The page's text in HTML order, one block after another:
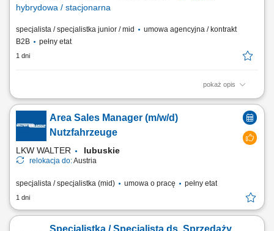
hybrydowa / stacjonarna
specjalista / specjalistka junior / mid
umowa agencyjna / kontrakt
B2B
pełny etat
1 dni
pokaż opis
Aktywne budowanie i długofalowe rozwijanie partnerskich relacji z
klientami. Badanie sytuacji finansowej oraz potrzeb odbiorców w celu
dopasowania optymalnych planów ochronnych. Przeprowadzanie
spotkań doradczych zarówno w formie zdalnej, jak i podczas
bezpośrednich spotkań stacjonarnych....
Area Sales Manager (m/w/d)
Nutzfahrzeuge
LKW WALTER lubuskie
relokacja do:Austria
specjalista / specjalistka (mid) umowa o pracę pełny etat
1 dni
Specjalistka / Specjalista ds. Sprzedaży